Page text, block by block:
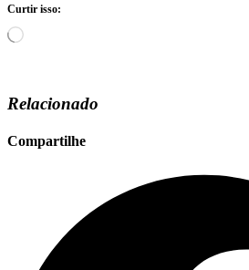
Curtir isso:
Carregando...
Relacionado
Compartilhe